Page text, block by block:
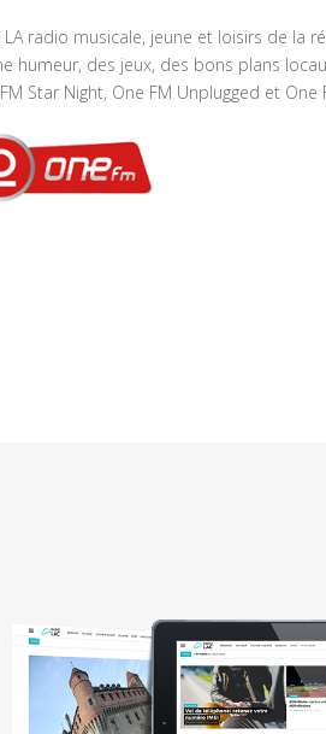
LA radio musicale, jeune et loisirs de la
humeur, des jeux, des bons plans
Star Night, One FM Unplugged et One